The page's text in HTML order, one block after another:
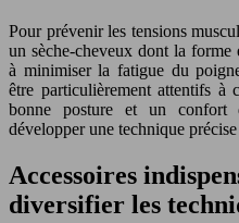
Pour prévenir les tensions
un sèche-cheveux dont la forme
à minimiser la fatigue du
être particulièrement attentifs à
bonne posture et un confort
développer une technique
Accessoires
diversifier les